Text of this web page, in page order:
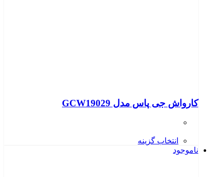
کارواش جی پاس مدل GCW19029
انتخاب گزینه
ناموجود